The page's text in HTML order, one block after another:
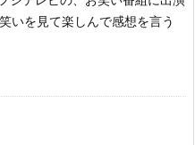
いを見て楽しんで感想を言う